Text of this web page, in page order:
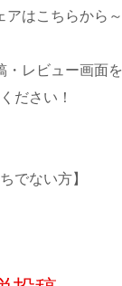
アはこちらから～
・レビュー画面を
ださい！
でない方】